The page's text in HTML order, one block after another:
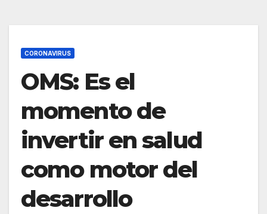
CORONAVIRUS
OMS: Es el
momento de
invertir en salud
como motor del
desarrollo